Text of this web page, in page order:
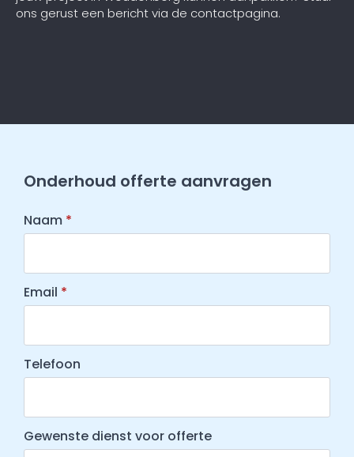
ons gerust een bericht via de contactpagina.
Onderhoud offerte aanvragen
Naam *
Email *
Telefoon
Gewenste dienst voor offerte